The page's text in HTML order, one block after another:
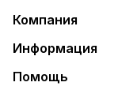
Компания
Информация
Помощь